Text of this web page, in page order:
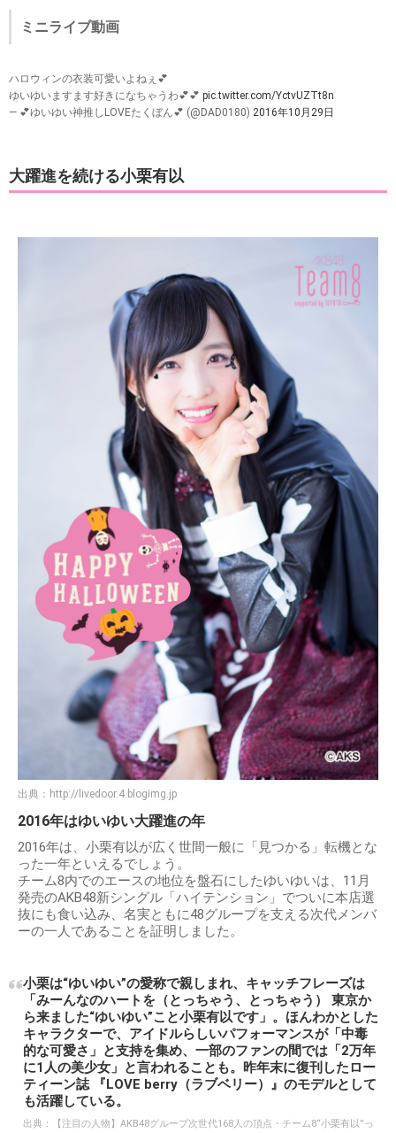
ミニライブ動画
ハロウィンの衣装可愛いよねぇ💕
ゆいゆいますます好きになちゃうわ💕💕 pic.twitter.com/YctvUZTt8n
— 💕ゆいゆい神推しLOVEたくぼん💕 (@DAD0180) 2016年10月29日
大躍進を続ける小栗有以
出典： http://livedoor.4.blogimg.jp
2016年はゆいゆい大躍進の年
2016年は、小栗有以が広く世間一般に「見つかる」転機とな
った一年といえるでしょう。
チーム8内でのエースの地位を盤石にしたゆいゆいは、11月
発売のAKB48新シングル「ハイテンション」でついに本店選
抜にも食い込み、名実ともに48グループを支える次代メンバ
ーの一人であることを証明しました。
小栗は“ゆいゆい”の愛称で親しまれ、キャッチフレーズは
「みーんなのハートを（とっちゃう、とっちゃう） 東京か
ら来ました“ゆいゆい”こと小栗有以です」。ほんわかとした
キャラクターで、アイドルらしいパフォーマンスが「中毒
的な可愛さ」と支持を集め、一部のファンの間では「2万年
に1人の美少女」と言われることも。昨年末に復刊したロー
ティーン誌 『LOVE berry（ラブベリー）』のモデルとして
も活躍している。
出典：
【注目の人物】AKB48グループ次世代168人の頂点・チーム8“小栗有以”っ